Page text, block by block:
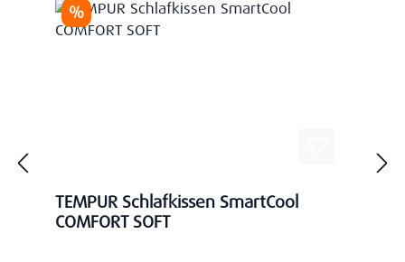
Rabatt
%
TEMPUR Schlafkissen SmartCool
COMFORT SOFT